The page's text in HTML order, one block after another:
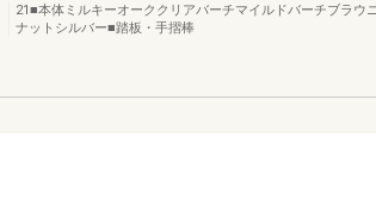
21■本体ミルキーオーククリアバーチマイルドバーチブラウ
ナットシルバー■踏板・手摺棒